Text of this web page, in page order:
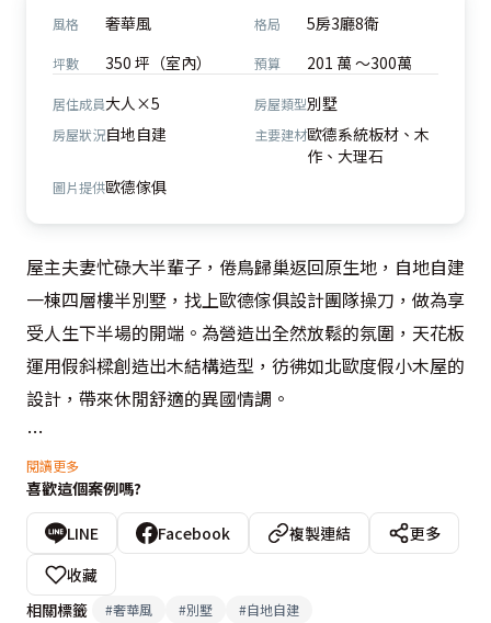
風格 奢華風 格局 5房3廳8衛
坪數 350 坪（室內） 預算 201 萬 ～300萬
居住成員大人×5 房屋類型別墅
房屋狀況自地自建 主要建材歐德系統板材、木
作、大理石
圖片提供歐德傢俱
屋主夫妻忙碌大半輩子，倦鳥歸巢返回原生地，自地自建
一棟四層樓半別墅，找上歐德傢俱設計團隊操刀，做為享
受人生下半場的開端。為營造出全然放鬆的氛圍，天花板
運用假斜樑創造出木結構造型，彷彿如北歐度假小木屋的
設計，帶來休閒舒適的異國情調。
考量公領域具招待所機能，採開放式設計規劃，形塑明亮
寬敞的社交場域。自由不受拘束的動線上，擺放家具做為
隔間界定，讓場域相互重疊又可獨立使用，家人聚會時交
流溝通無阻礙，增加彼此情感連結。善用系統板材呈現木
質與石紋立面，挹注大器恢弘質感，結合系統櫃的靈活
閱讀更多
喜歡這個案例嗎?
LINE Facebook 複製連結
更多
收藏
相關標籤
#奢華風 #別墅 #自地自建